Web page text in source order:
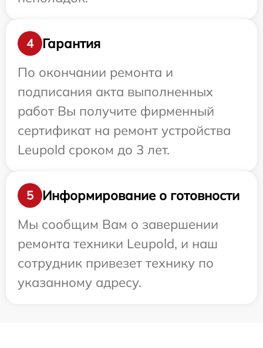
4
Гарантия
По окончании ремонта и
подписания акта выполненных
работ Вы получите фирменный
сертификат на ремонт устройства
Leupold сроком до 3 лет.
5
Информирование о готовности
Мы сообщим Вам о завершении
ремонта техники Leupold, и наш
сотрудник привезет технику по
указанному адресу.